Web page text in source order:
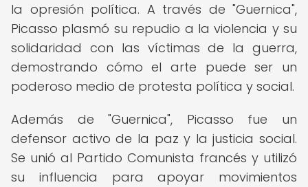
la opresión política. A través de "Guernica",
Picasso plasmó su repudio a la violencia y su
solidaridad con las víctimas de la guerra,
demostrando cómo el arte puede ser un
poderoso medio de protesta política y social.
Además de "Guernica", Picasso fue un
defensor activo de la paz y la justicia social.
Se unió al Partido Comunista francés y utilizó
su influencia para apoyar movimientos